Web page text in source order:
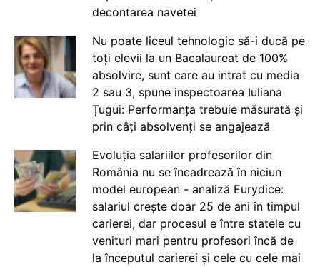
decontarea navetei
Nu poate liceul tehnologic să-i ducă pe
toți elevii la un Bacalaureat de 100%
absolvire, sunt care au intrat cu media
2 sau 3, spune inspectoarea Iuliana
Țugui: Performanța trebuie măsurată și
prin câți absolvenți se angajează
Evoluția salariilor profesorilor din
România nu se încadrează în niciun
model european - analiză Eurydice:
salariul crește doar 25 de ani în timpul
carierei, dar procesul e între statele cu
venituri mari pentru profesori încă de
la începutul carierei și cele cu cele mai